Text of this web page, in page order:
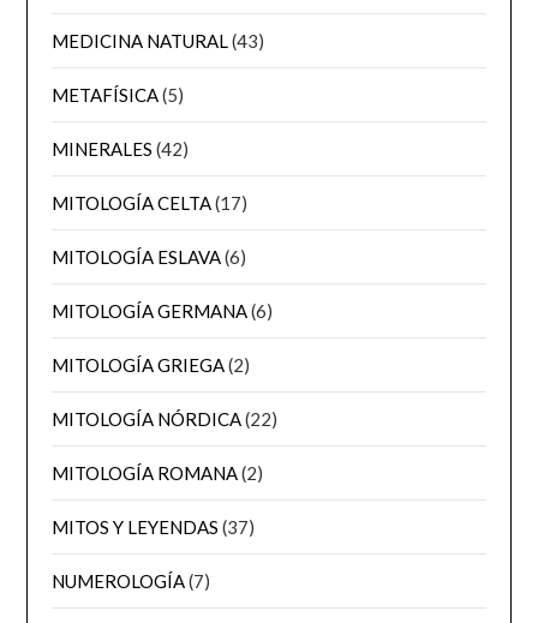
MEDICINA NATURAL(43)
METAFÍSICA(5)
MINERALES (42)
MITOLOGÍA CELTA(17)
MITOLOGÍA ESLAVA(6)
MITOLOGÍA GERMANA(6)
MITOLOGÍA GRIEGA(2)
MITOLOGÍA NÓRDICA(22)
MITOLOGÍA ROMANA(2)
MITOS Y LEYENDAS (37)
NUMEROLOGÍA(7)